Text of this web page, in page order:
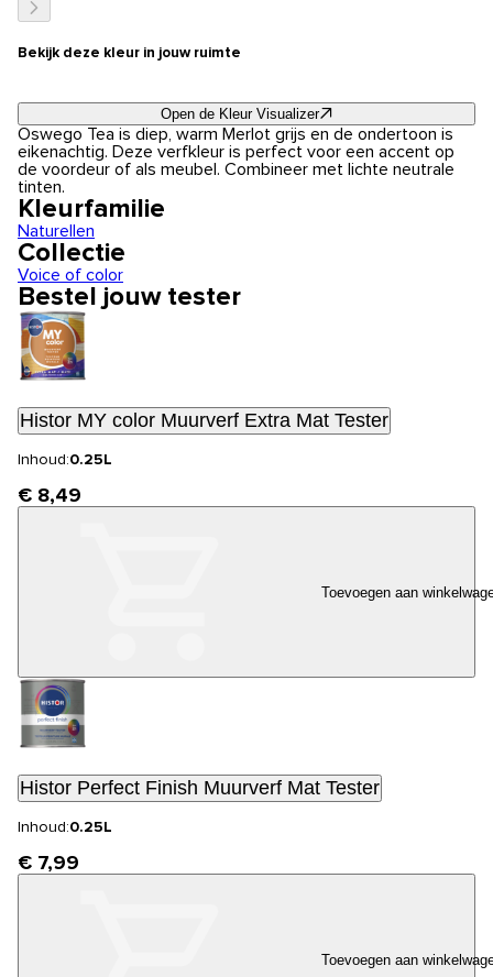
Bekijk deze kleur in jouw ruimte
Open de Kleur Visualizer
Oswego Tea is diep, warm Merlot grijs en de ondertoon is
eikenachtig. Deze verfkleur is perfect voor een accent op
de voordeur of als meubel. Combineer met lichte neutrale
tinten.
Kleurfamilie
Naturellen
Collectie
Voice of color
Bestel jouw tester
Histor MY color Muurverf Extra Mat Tester
Inhoud:0.25L
€ 8,49
Toevoegen aan
Histor Perfect Finish Muurverf Mat Tester
Inhoud:0.25L
€ 7,99
Toevoegen aan